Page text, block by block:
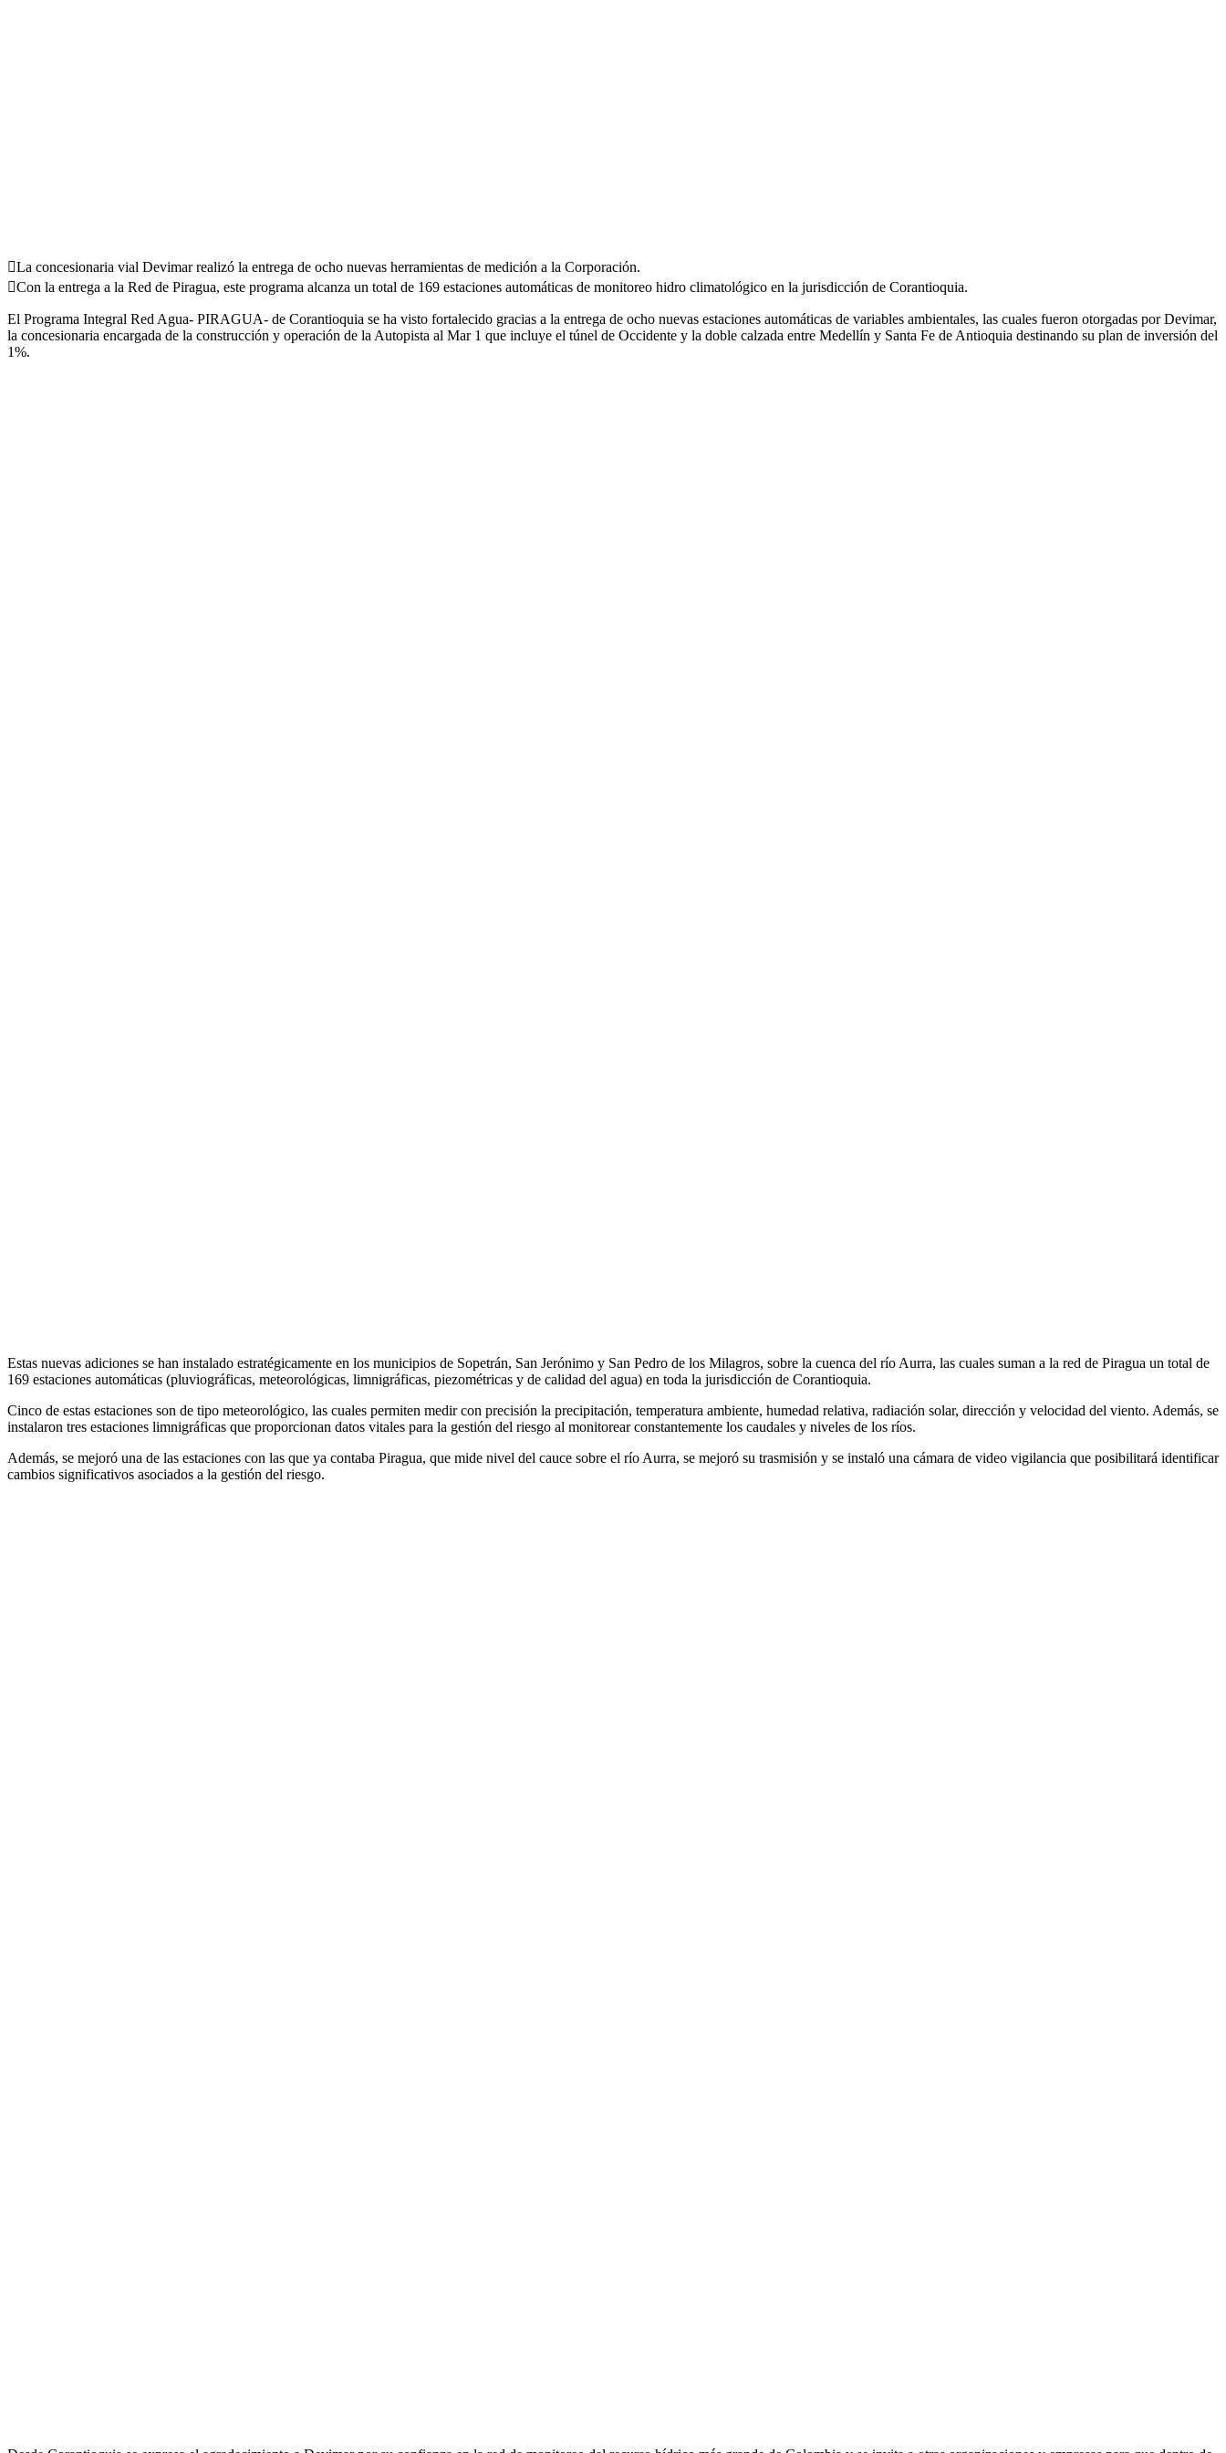
La concesionaria vial Devimar realizó la entrega de ocho nuevas herramientas de medición a la Corporación.
Con la entrega a la Red de Piragua, este programa alcanza un total de 169 estaciones automáticas de monitoreo hidro climatológico en la jurisdicción de Corantioquia.
El Programa Integral Red Agua- PIRAGUA- de Corantioquia se ha visto fortalecido gracias a la entrega de ocho nuevas estaciones automáticas de variables ambientales, las cuales fueron otorgadas por Devimar,
la concesionaria encargada de la construcción y operación de la Autopista al Mar 1 que incluye el túnel de Occidente y la doble calzada entre Medellín y Santa Fe de Antioquia destinando su plan de inversión del
1%.
Estas nuevas adiciones se han instalado estratégicamente en los municipios de Sopetrán, San Jerónimo y San Pedro de los Milagros, sobre la cuenca del río Aurra, las cuales suman a la red de Piragua un total de
169 estaciones automáticas (pluviográficas, meteorológicas, limnigráficas, piezométricas y de calidad del agua) en toda la jurisdicción de Corantioquia.
Cinco de estas estaciones son de tipo meteorológico, las cuales permiten medir con precisión la precipitación, temperatura ambiente, humedad relativa, radiación solar, dirección y velocidad del viento. Además, se
instalaron tres estaciones limnigráficas que proporcionan datos vitales para la gestión del riesgo al monitorear constantemente los caudales y niveles de los ríos.
Además, se mejoró una de las estaciones con las que ya contaba Piragua, que mide nivel del cauce sobre el río Aurra, se mejoró su trasmisión y se instaló una cámara de video vigilancia que posibilitará identificar
cambios significativos asociados a la gestión del riesgo.